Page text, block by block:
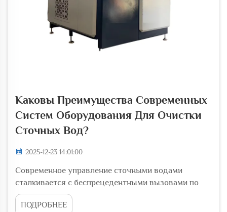
Каковы Преимущества Современных
Систем Оборудования Для Очистки
Сточных Вод?
2025-12-23 14:01:00
Современное управление сточными водами
сталкивается с беспрецедентными вызовами по
мере роста городского населения и ужесточения
экологических норм. Сегодняшним
ПОДРОБНЕЕ